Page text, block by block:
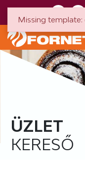
ÜZLET
KERESŐ
Missing